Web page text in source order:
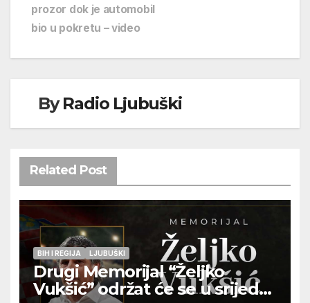
prozor dok je automobil
bio u pokretu – video
ByRadio Ljubuški
Related Post
BIH I REGIJA LJUBUŠKI
Drugi Memorijal “Željko
Vukšić” održat će se u srijedu